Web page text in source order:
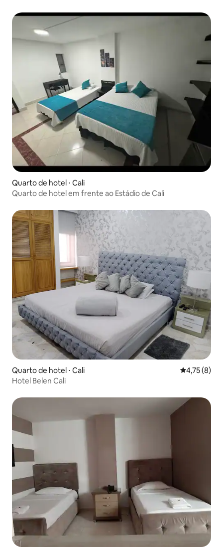
Quarto de hotel ⋅ Cali
Quarto de hotel em frente ao Estádio de Cali
Quarto de hotel ⋅ Cali 4,75 de
4,75 (8)
Hotel Belen Cali